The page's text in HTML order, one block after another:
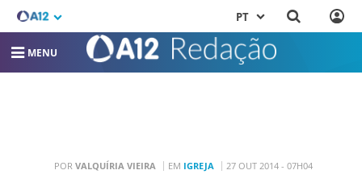
PT
MENU
POR VALQUÍRIA VIEIRA EM IGREJA 27 OUT 2014 - 07H04